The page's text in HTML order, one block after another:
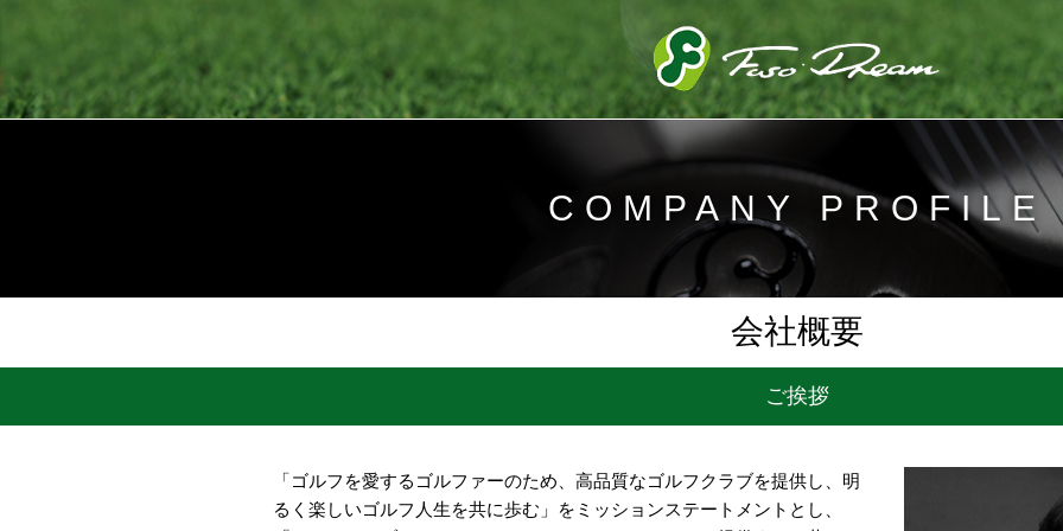
FUSO DREAM
COMPANY PROFILE
会社概要
ご挨拶
「ゴルフを愛するゴルファーのため、高品質なゴルフクラブを提供し、明
るく楽しいゴルフ人生を共に歩む」をミッションステートメントとし、